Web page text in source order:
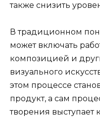
также снизить
В традиционном
может включать
композицией и
визуального
этом процессе
продукт, а сам
творения выступает